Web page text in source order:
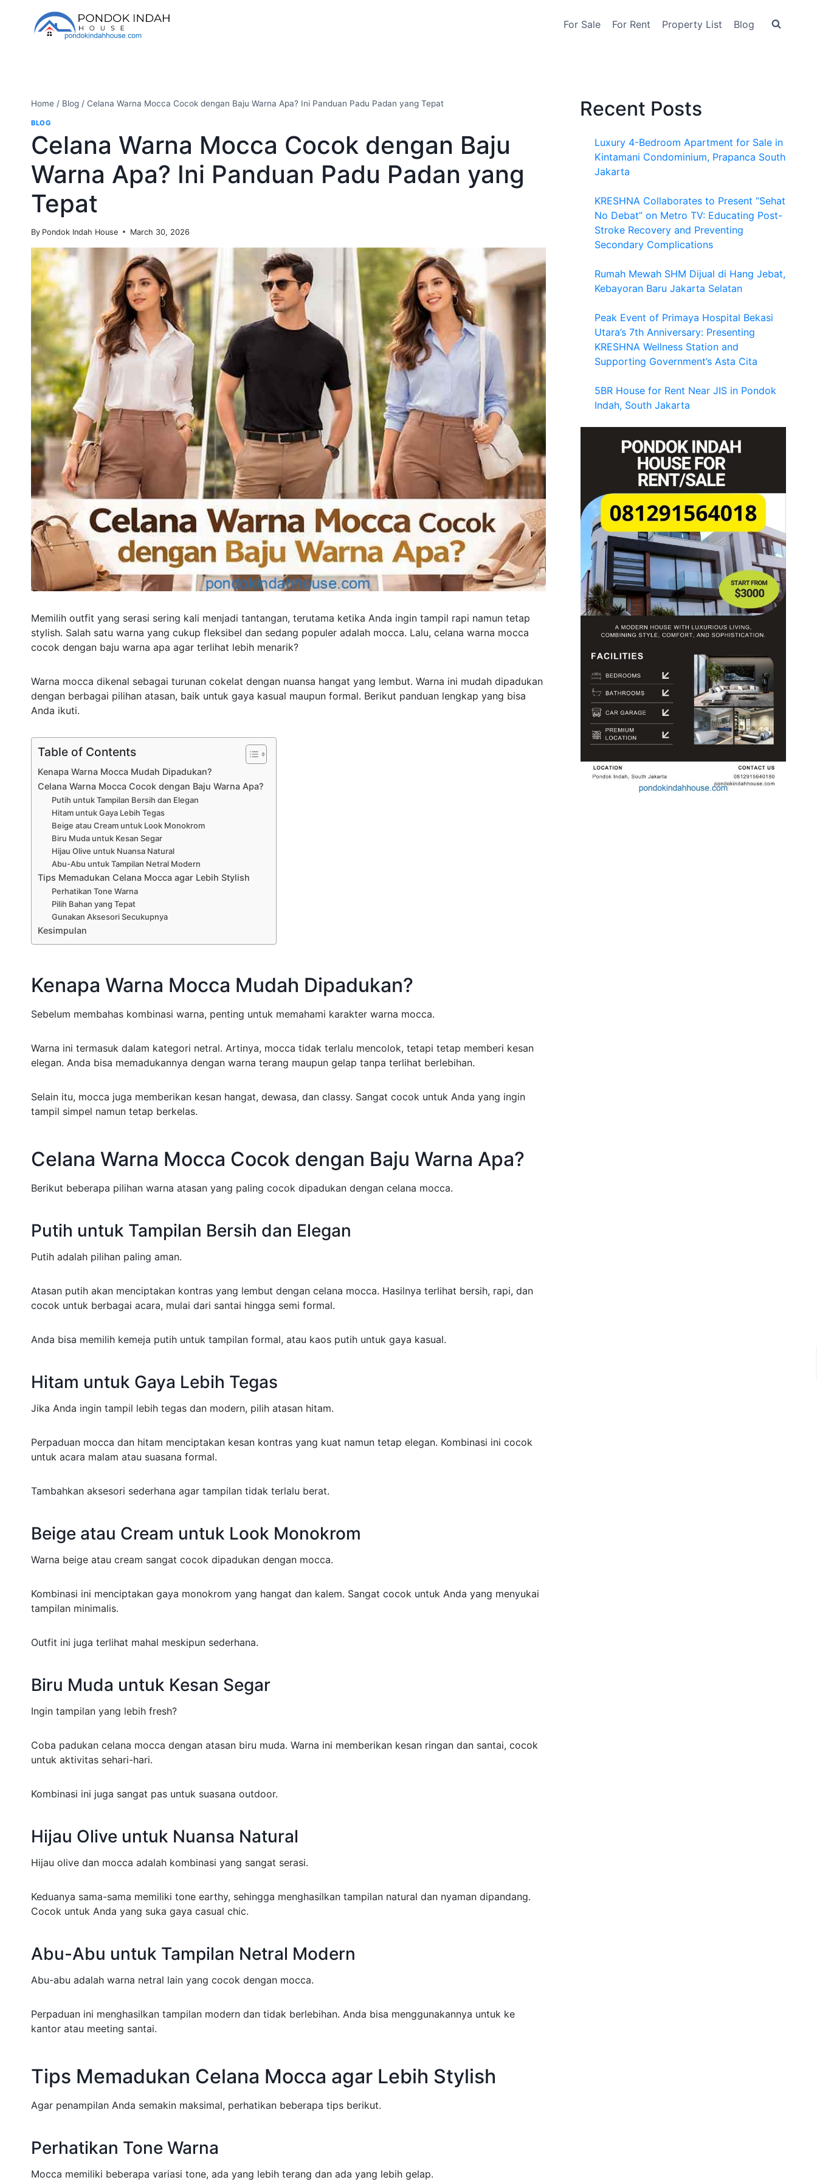
content
For Sale For Rent Property List Blog
Home / Blog / Celana Warna Mocca Cocok dengan Baju Warna Apa? Ini Panduan Padu Padan yang Tepat
BLOG
Celana Warna Mocca Cocok dengan Baju
Warna Apa? Ini Panduan Padu Padan yang
Tepat
By Pondok Indah House March 30, 2026
Memilih outfit yang serasi sering kali menjadi tantangan, terutama ketika Anda ingin tampil rapi namun tetap
stylish. Salah satu warna yang cukup fleksibel dan sedang populer adalah mocca. Lalu, celana warna mocca
cocok dengan baju warna apa agar terlihat lebih menarik?
Warna mocca dikenal sebagai turunan cokelat dengan nuansa hangat yang lembut. Warna ini mudah dipadukan
dengan berbagai pilihan atasan, baik untuk gaya kasual maupun formal. Berikut panduan lengkap yang bisa
Anda ikuti.
Table of Contents
Kenapa Warna Mocca Mudah Dipadukan?
Celana Warna Mocca Cocok dengan Baju Warna Apa?
Putih untuk Tampilan Bersih dan Elegan
Hitam untuk Gaya Lebih Tegas
Beige atau Cream untuk Look Monokrom
Biru Muda untuk Kesan Segar
Hijau Olive untuk Nuansa Natural
Abu-Abu untuk Tampilan Netral Modern
Tips Memadukan Celana Mocca agar Lebih Stylish
Perhatikan Tone Warna
Pilih Bahan yang Tepat
Gunakan Aksesori Secukupnya
Kesimpulan
Kenapa Warna Mocca Mudah Dipadukan?
Sebelum membahas kombinasi warna, penting untuk memahami karakter warna mocca.
Warna ini termasuk dalam kategori netral. Artinya, mocca tidak terlalu mencolok, tetapi tetap memberi kesan
elegan. Anda bisa memadukannya dengan warna terang maupun gelap tanpa terlihat berlebihan.
Selain itu, mocca juga memberikan kesan hangat, dewasa, dan classy. Sangat cocok untuk Anda yang ingin
tampil simpel namun tetap berkelas.
Celana Warna Mocca Cocok dengan Baju Warna Apa?
Berikut beberapa pilihan warna atasan yang paling cocok dipadukan dengan celana mocca.
Putih untuk Tampilan Bersih dan Elegan
Putih adalah pilihan paling aman.
Atasan putih akan menciptakan kontras yang lembut dengan celana mocca. Hasilnya terlihat bersih, rapi, dan
cocok untuk berbagai acara, mulai dari santai hingga semi formal.
Anda bisa memilih kemeja putih untuk tampilan formal, atau kaos putih untuk gaya kasual.
Hitam untuk Gaya Lebih Tegas
Jika Anda ingin tampil lebih tegas dan modern, pilih atasan hitam.
Perpaduan mocca dan hitam menciptakan kesan kontras yang kuat namun tetap elegan. Kombinasi ini cocok
untuk acara malam atau suasana formal.
Tambahkan aksesori sederhana agar tampilan tidak terlalu berat.
Beige atau Cream untuk Look Monokrom
Warna beige atau cream sangat cocok dipadukan dengan mocca.
Kombinasi ini menciptakan gaya monokrom yang hangat dan kalem. Sangat cocok untuk Anda yang menyukai
tampilan minimalis.
Outfit ini juga terlihat mahal meskipun sederhana.
Biru Muda untuk Kesan Segar
Ingin tampilan yang lebih fresh?
Coba padukan celana mocca dengan atasan biru muda. Warna ini memberikan kesan ringan dan santai, cocok
untuk aktivitas sehari-hari.
Kombinasi ini juga sangat pas untuk suasana outdoor.
Hijau Olive untuk Nuansa Natural
Hijau olive dan mocca adalah kombinasi yang sangat serasi.
Keduanya sama-sama memiliki tone earthy, sehingga menghasilkan tampilan natural dan nyaman dipandang.
Cocok untuk Anda yang suka gaya casual chic.
Abu-Abu untuk Tampilan Netral Modern
Abu-abu adalah warna netral lain yang cocok dengan mocca.
Perpaduan ini menghasilkan tampilan modern dan tidak berlebihan. Anda bisa menggunakannya untuk ke
kantor atau meeting santai.
Tips Memadukan Celana Mocca agar Lebih Stylish
Agar penampilan Anda semakin maksimal, perhatikan beberapa tips berikut.
Perhatikan Tone Warna
Mocca memiliki beberapa variasi tone, ada yang lebih terang dan ada yang lebih gelap.
Recent Posts
Luxury 4-Bedroom Apartment for Sale in
Kintamani Condominium, Prapanca South
Jakarta
KRESHNA Collaborates to Present “Sehat
No Debat” on Metro TV: Educating Post-
Stroke Recovery and Preventing
Secondary Complications
Rumah Mewah SHM Dijual di Hang Jebat,
Kebayoran Baru Jakarta Selatan
Peak Event of Primaya Hospital Bekasi
Utara’s 7th Anniversary: Presenting
KRESHNA Wellness Station and
Supporting Government’s Asta Cita
5BR House for Rent Near JIS in Pondok
Indah, South Jakarta